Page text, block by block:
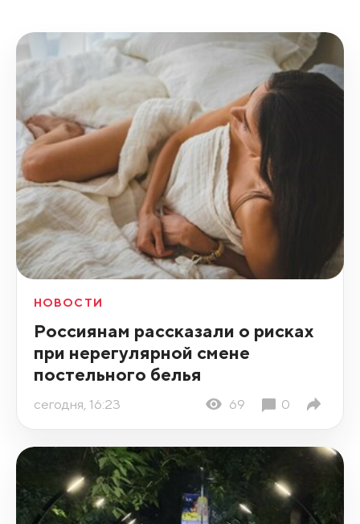
НОВОСТИ
Россиянам рассказали о рисках
при нерегулярной смене
постельного белья
сегодня, 16:23 69 0